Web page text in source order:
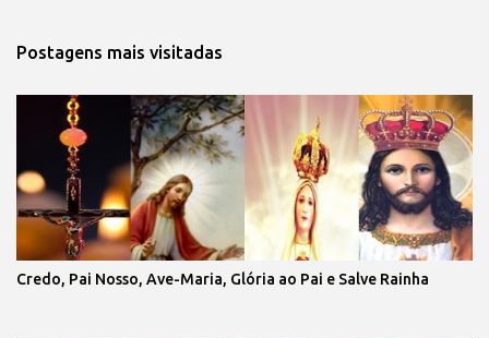
Postagens mais visitadas
Credo, Pai Nosso, Ave-Maria, Glória ao Pai e Salve Rainha